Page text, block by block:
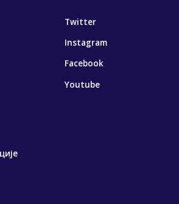
Twitter
Instagram
Facebook
Youtube